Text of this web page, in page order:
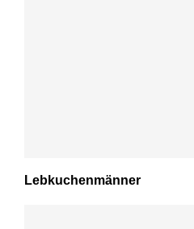
Lebkuchenmänner